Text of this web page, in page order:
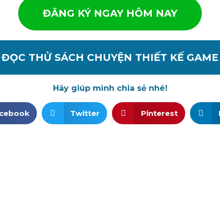
ĐĂNG KÝ NGAY HÔM NAY
ĐỌC THỬ SÁCH CHUYỆN THIẾT KẾ GAME
Hãy giúp mình chia sẻ nhé!
Twitter Pinterest